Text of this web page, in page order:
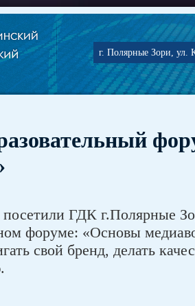
г. Полярные Зори, ул.
ГДК г.Полярные
форуме: «Основы
свой бренд, делать